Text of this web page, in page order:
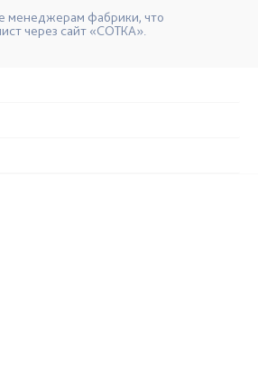
менеджерам фабрики, что
через сайт «СОТКА».